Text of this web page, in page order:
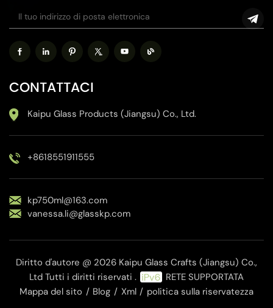
CONTATTACI
Kaipu Glass Products (Jiangsu) Co., Ltd.
+8618551911555
kp750ml@163.com
vanessa.li@glasskp.com
Diritto d'autore @ 2026 Kaipu Glass Crafts (Jiangsu) Co.,
Ltd Tutti i diritti riservati .
RETE SUPPORTATA
Mappa del sito / Blog / Xml / politica sulla riservatezza